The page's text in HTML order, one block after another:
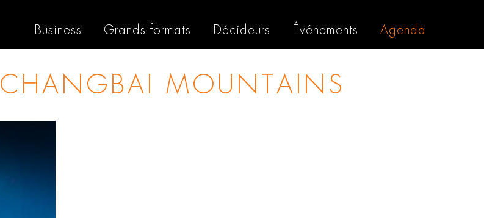
Business Grands formats Décideurs Événements Agenda
CHANGBAI MOUNTAINS